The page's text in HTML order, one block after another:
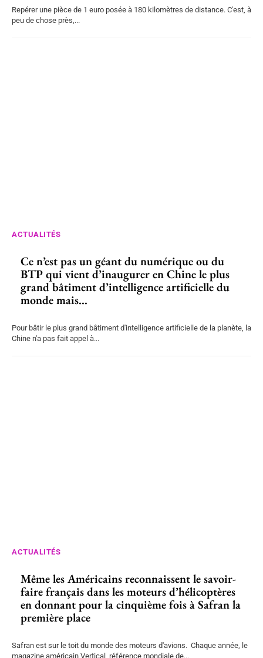
Repérer une pièce de 1 euro posée à 180 kilomètres de distance. C'est, à
peu de chose près,...
ACTUALITÉS
Ce n’est pas un géant du numérique ou du
BTP qui vient d’inaugurer en Chine le plus
grand bâtiment d’intelligence artificielle du
monde mais...
Pour bâtir le plus grand bâtiment d'intelligence artificielle de la planète, la
Chine n'a pas fait appel à...
ACTUALITÉS
Même les Américains reconnaissent le savoir-
faire français dans les moteurs d’hélicoptères
en donnant pour la cinquième fois à Safran la
première place
Safran est sur le toit du monde des moteurs d'avions. Chaque année, le
magazine américain Vertical, référence mondiale de...